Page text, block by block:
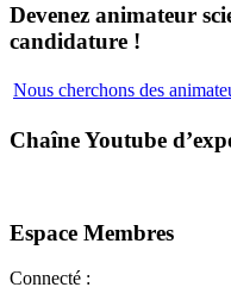
Devenez animateur
candidature !
Nous cherchons des
Chaîne Youtube
Espace Membres
Connecté :